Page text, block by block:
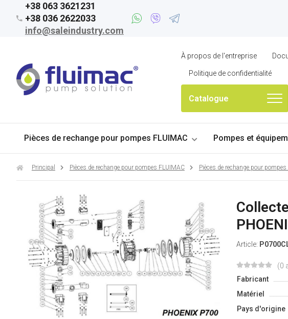
+38 063 3621231
+38 036 2622033
info@saleindustry.com
À propos de l'entreprise
Politique de confidentialité
Catalogue
Pièces de rechange pour pompes FLUIMAC Pompes et
Principal Pièces de rechange pour pompes FLUIMAC Pièces de rechange pour pompes
Article:
(0
Fabricant
Matériel
Pays d'origine